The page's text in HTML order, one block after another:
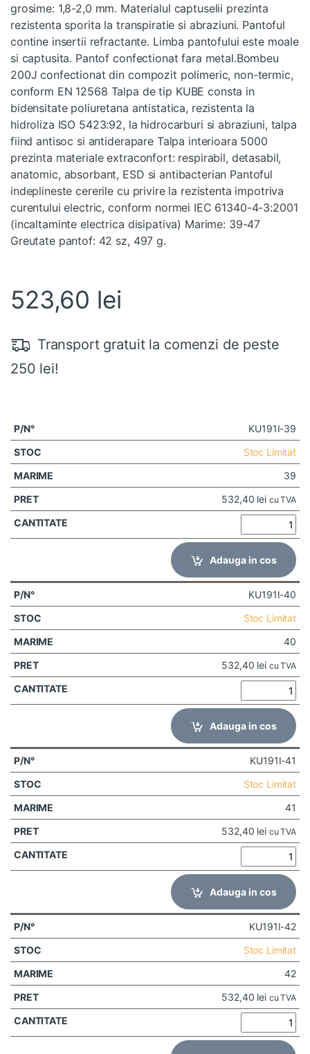
grosime: 1,8-2,0 mm. Materialul captuselii prezinta
rezistenta sporita la transpiratie si abraziuni. Pantoful
contine insertii refractante. Limba pantofului este moale
si captusita. Pantof confectionat fara metal.Bombeu
200J confectionat din compozit polimeric, non-termic,
conform EN 12568 Talpa de tip KUBE consta in
bidensitate poliuretana antistatica, rezistenta la
hidroliza ISO 5423:92, la hidrocarburi si abraziuni, talpa
fiind antisoc si antiderapare Talpa interioara 5000
prezinta materiale extraconfort: respirabil, detasabil,
anatomic, absorbant, ESD si antibacterian Pantoful
indeplineste cererile cu privire la rezistenta impotriva
curentului electric, conform normei IEC 61340-4-3:2001
(incaltaminte electrica disipativa) Marime: 39-47
Greutate pantof: 42 sz, 497 g.
523,60 lei
Transport gratuit la comenzi de peste
250 lei!
KU191I-39
Stoc Limitat
39
532,40 lei cu TVA
Adauga in cos
KU191I-40
Stoc Limitat
40
532,40 lei cu TVA
Adauga in cos
KU191I-41
Stoc Limitat
41
532,40 lei cu TVA
Adauga in cos
KU191I-42
Stoc Limitat
42
532,40 lei cu TVA